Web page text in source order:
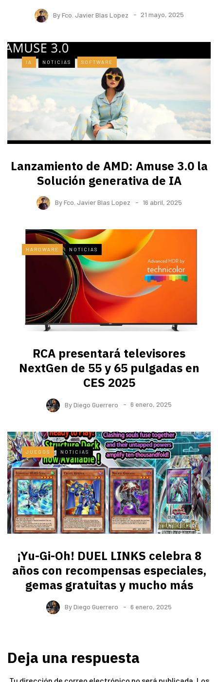
ByFco. Javier Blas Lopez 21 mayo, 2025
IA NOTICIAS SOFTWARE
Lanzamiento de AMD: Amuse 3.0 la
Solución generativa de IA
ByFco. Javier Blas Lopez 16 abril, 2025
HARDWARE NOTICIAS
RCA presentará televisores
NextGen de 55 y 65 pulgadas en
CES 2025
ByDiego Guerrero 6 enero, 2025
JUEGOS NOTICIAS
¡Yu-Gi-Oh! DUEL LINKS celebra 8
años con recompensas especiales,
gemas gratuitas y mucho más
ByDiego Guerrero 6 enero, 2025
Deja una respuesta